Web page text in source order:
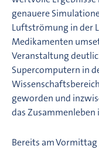
genauere
Luftströmung in der
Medikamenten
Veranstaltung
Supercomputern in
geworden und
das
Bereits am